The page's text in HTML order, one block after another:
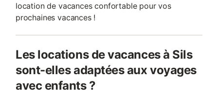
location de vacances confortable pour vos
prochaines vacances !
Les locations de vacances à Sils
sont-elles adaptées aux voyages
avec enfants ?